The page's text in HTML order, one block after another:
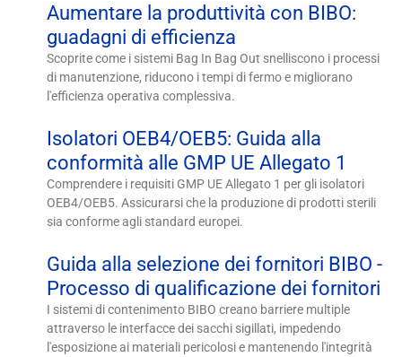
Aumentare la produttività con BIBO:
guadagni di efficienza
Scoprite come i sistemi Bag In Bag Out snelliscono i processi
di manutenzione, riducono i tempi di fermo e migliorano
l'efficienza operativa complessiva.
Isolatori OEB4/OEB5: Guida alla
conformità alle GMP UE Allegato 1
Comprendere i requisiti GMP UE Allegato 1 per gli isolatori
OEB4/OEB5. Assicurarsi che la produzione di prodotti sterili
sia conforme agli standard europei.
Guida alla selezione dei fornitori BIBO -
Processo di qualificazione dei fornitori
I sistemi di contenimento BIBO creano barriere multiple
attraverso le interfacce dei sacchi sigillati, impedendo
l'esposizione ai materiali pericolosi e mantenendo l'integrità